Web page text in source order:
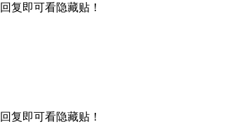
复即可看隐藏贴！
复即可看隐藏贴！